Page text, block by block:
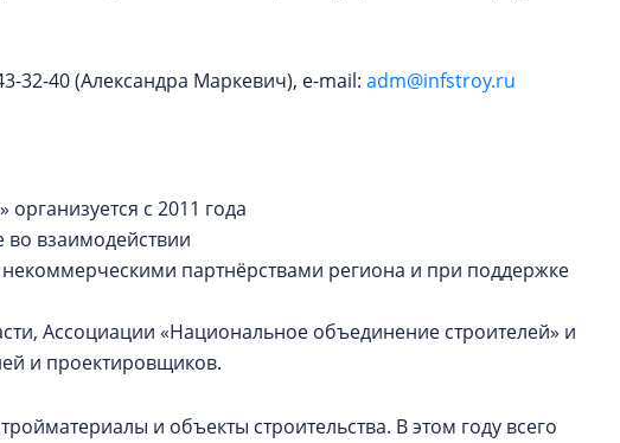
32-40 (Александра Маркевич), e-mail: adm@infstroy.ru
организуется с 2011 года
взаимодействии
партнёрствами региона и при поддержке
Ассоциации «Национальное объединение строителей» и
и проектировщиков.
и объекты строительства. В этом году всего